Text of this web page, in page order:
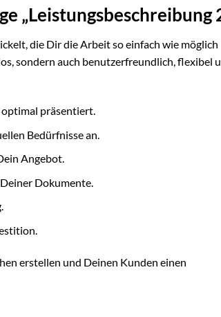
„Leistungsbeschreibung
die Dir die Arbeit so einfach wie möglich
sondern auch benutzerfreundlich, flexibel
optimal präsentiert.
Bedürfnisse an.
Angebot.
Dokumente.
erstellen und Deinen Kunden einen